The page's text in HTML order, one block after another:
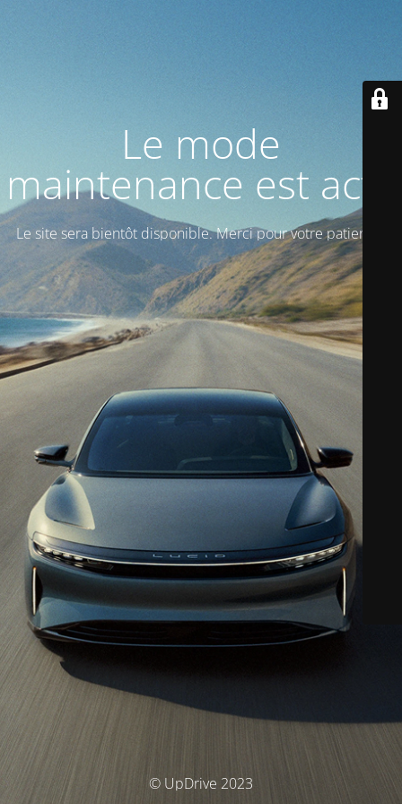
Le mode
maintenance est actif
Le site sera bientôt disponible.Merci pour votre patience!
© UpDrive 2023